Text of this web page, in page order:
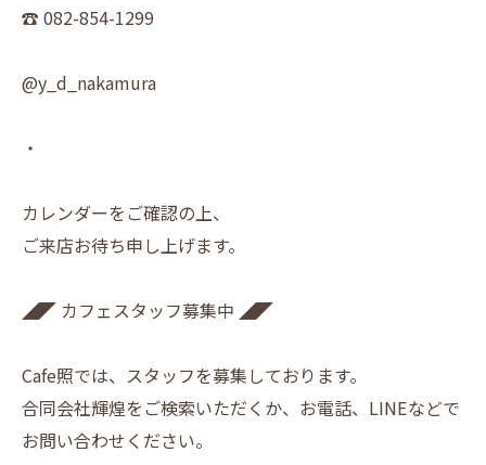
☎︎ 082-854-1299
@y_d_nakamura
・
カレンダーをご確認の上、
ご来店お待ち申し上げます。
◢◤ カフェスタッフ募集中 ◢◤
Cafe照では、スタッフを募集しております。
合同会社輝煌をご検索いただくか、お電話、LINEなどで
お問い合わせください。